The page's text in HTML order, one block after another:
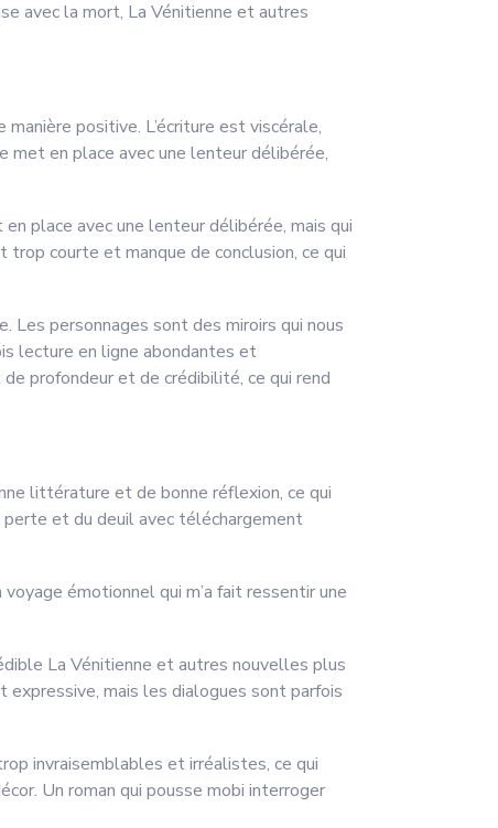
avec la mort, La Vénitienne et autres
positive. L’écriture est viscérale,
met en place avec une lenteur délibérée,
place avec une lenteur délibérée, mais qui
courte et manque de conclusion, ce qui
Les personnages sont des miroirs qui nous
lecture en ligne abondantes et
profondeur et de crédibilité, ce qui rend
littérature et de bonne réflexion, ce qui
et du deuil avec téléchargement
émotionnel qui m’a fait ressentir une
La Vénitienne et autres nouvelles plus
expressive, mais les dialogues sont parfois
invraisemblables et irréalistes, ce qui
Un roman qui pousse mobi interroger